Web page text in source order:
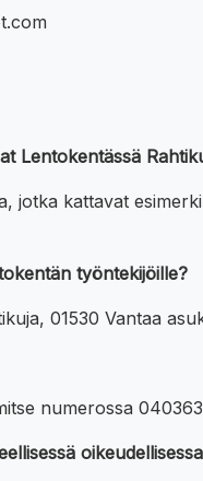
Lentokentässä
jotka kattavat
työntekijöille?
01530 Vantaa
numerossa